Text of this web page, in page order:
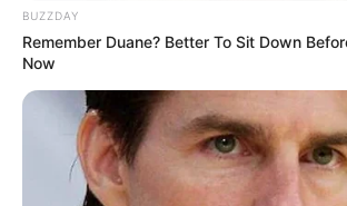
BUZZDAY
Remember Duane? Better To Sit Down
Now